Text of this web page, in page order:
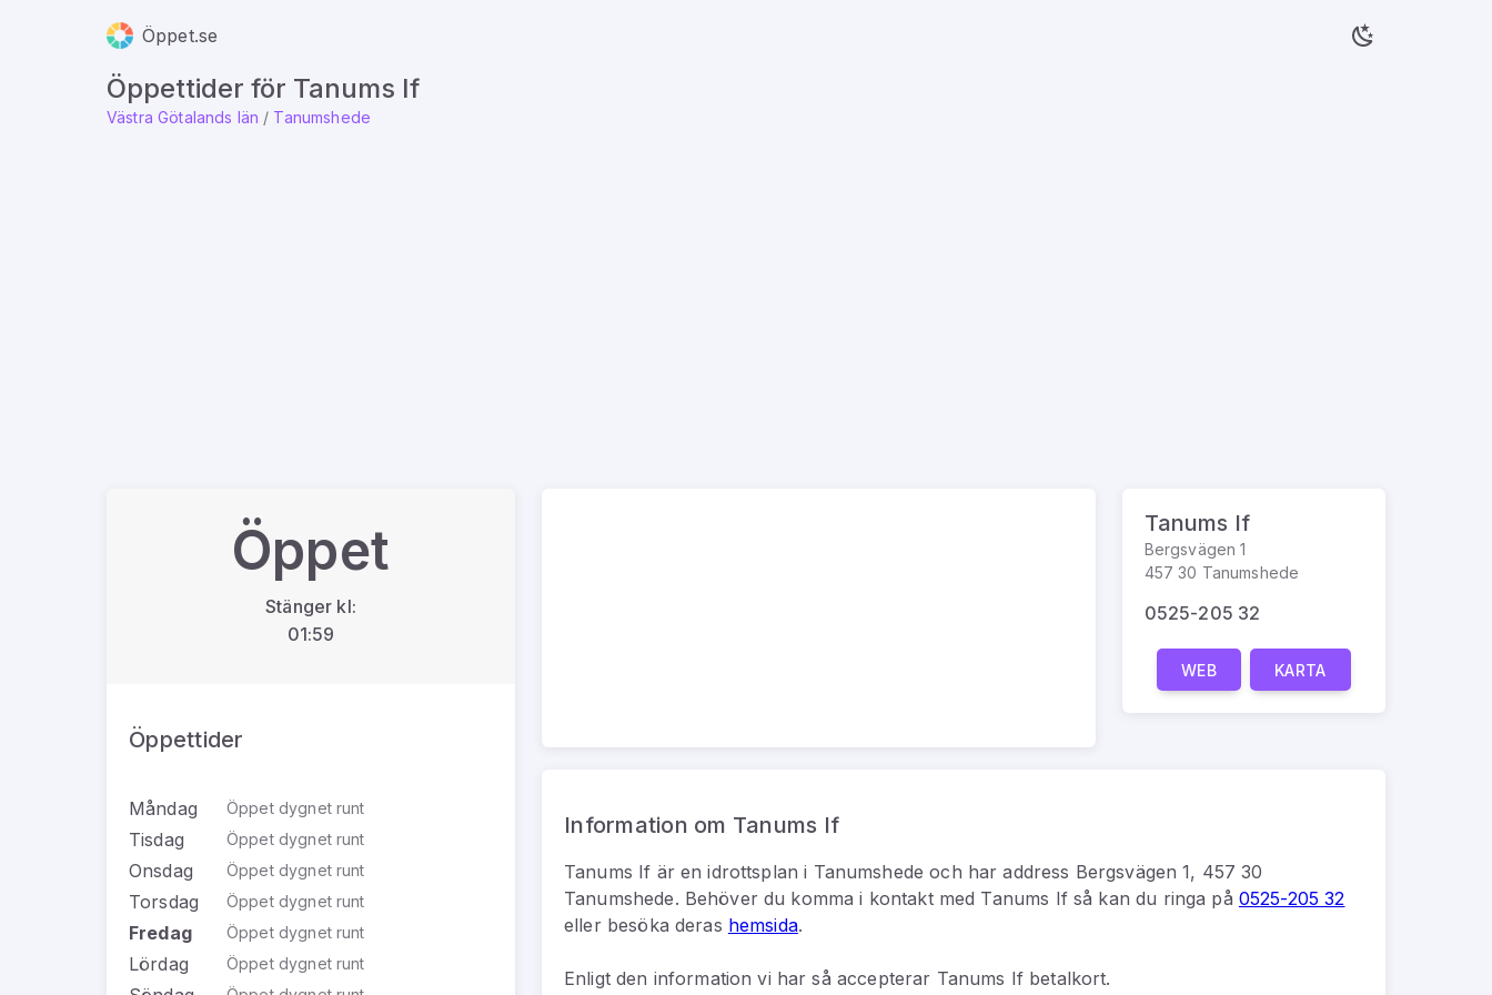
Öppet.se
Öppettider för Tanums If
Västra Götalands län / Tanumshede
Öppet
Stänger kl:
01:59
Öppettider
Måndag Öppet dygnet runt
Tisdag Öppet dygnet runt
Onsdag Öppet dygnet runt
Torsdag Öppet dygnet runt
Fredag Öppet dygnet runt
Lördag Öppet dygnet runt
Tanums If
Bergsvägen 1
457 30 Tanumshede
0525-205 32
WEB KARTA
Information om Tanums If
Tanums If är en idrottsplan i Tanumshede och har address Bergsvägen 1, 457 30
Tanumshede. Behöver du komma i kontakt med Tanums Ifså kan du ringa på 0525-205 32
eller besöka deras hemsida.
Enligt den information vi har så accepterar Tanums If betalkort.